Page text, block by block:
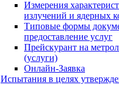
Измерения
излучений и ядерных
Типовые формы
предоставление услуг
Прейскурант на
(услуги)
Онлайн-Заявка
Испытания в целях